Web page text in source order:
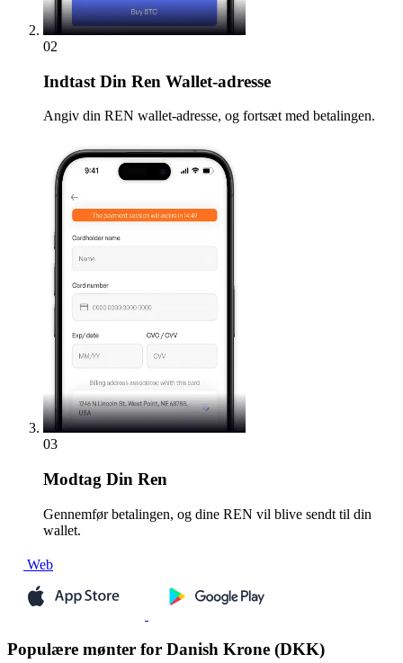
02
Indtast Din Ren Wallet-adresse
Angiv din REN wallet-adresse, og fortsæt med betalingen.
03
Modtag Din Ren
Gennemfør betalingen, og dine REN vil blive sendt til din
wallet.
Web
Populære mønter for Danish Krone (DKK)